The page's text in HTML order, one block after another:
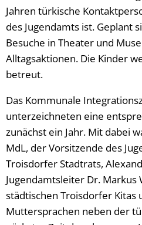
Jahren türkische
des Jugendamts ist. Geplant
Besuche in Theater und
Alltagsaktionen. Die Kinder
betreut.
Das Kommunale
unterzeichneten eine
zunächst ein Jahr. Mit dabei
MdL, der Vorsitzende des
Troisdorfer Stadtrats,
Jugendamtsleiter Dr. Markus
städtischen Troisdorfer Kitas
Muttersprachen neben der